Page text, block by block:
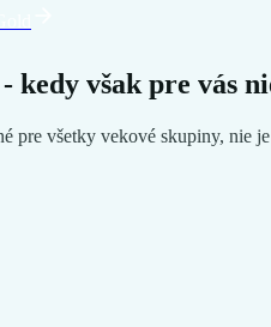
kedy však pre vás
pre všetky vekové skupiny, nie